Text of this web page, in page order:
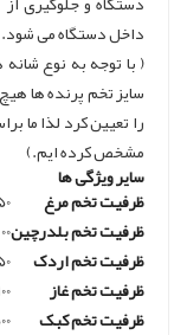
داخل دستگاه می شود.
( با توجه به نوع
سایز تخم پرنده ها
را تعیین کرد لذا ما
مشخص کرده ایم.)
سایر ویژگی ها
ظرفیت تخم مرغ
ظرفیت تخم بلدرچین
ظرفیت تخم اردک
ظرفیت تخم غاز
ظرفیت تخم کبک